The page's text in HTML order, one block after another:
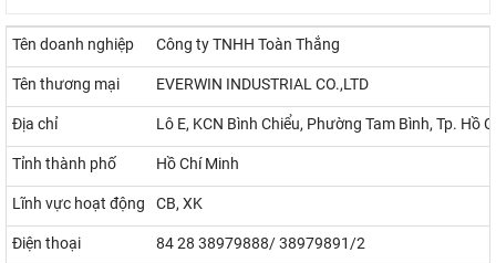
Tên doanh nghiệp Công ty TNHH Toàn Thắng
Tên thương mại EVERWIN INDUSTRIAL CO.,LTD
Địa chỉ Lô E, KCN Bình Chiểu, Phường Tam Bình, Tp. Hồ
Tỉnh thành phố Hồ Chí Minh
Lĩnh vực hoạt động CB, XK
Điện thoại 84 28 38979888/ 38979891/2